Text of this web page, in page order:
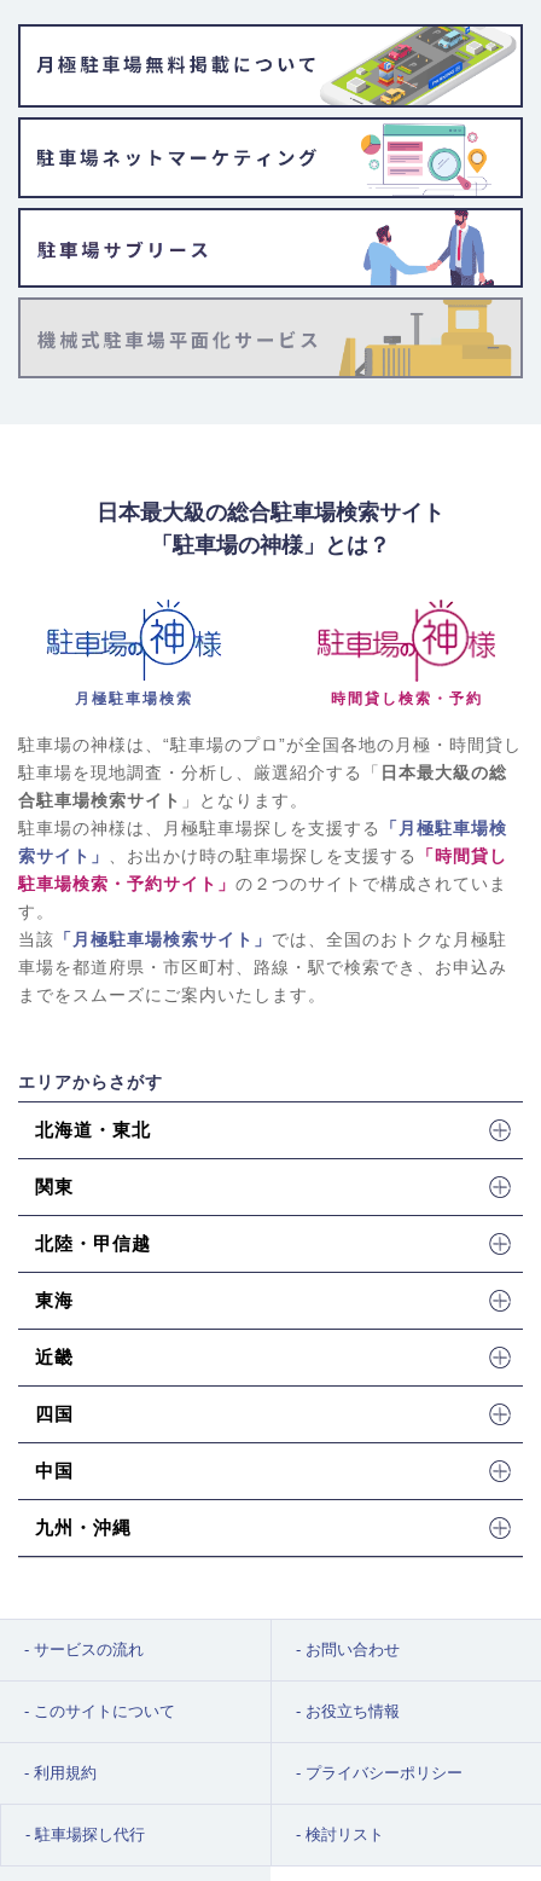
日本最大級の総合駐車場検索サイト
「駐車場の神様」とは？
月極駐車場検索 時間貸し検索・予約
駐車場の神様は、“駐車場のプロ”が全国各地の月極・時間貸し
駐車場を現地調査・分析し、厳選紹介する「 日本最大級の総
合駐車場検索サイト 」となります。
駐車場の神様は、月極駐車場探しを支援する
「月極駐車場検
索サイト」
、お出かけ時の駐車場探しを支援する
「時間貸し
駐車場検索・予約サイト」 の２つのサイトで構成されていま
す。
当該 「月極駐車場検索サイト」 では、全国のおトクな月極駐
車場を都道府県・市区町村、路線・駅で検索でき、お申込み
までをスムーズにご案内いたします。
エリアからさがす
北海道・東北
関東
北陸・甲信越
東海
近畿
四国
中国
九州・沖縄
サービスの流れ お問い合わせ
このサイトについて お役立ち情報
利用規約 プライバシーポリシー
駐車場探し代行 検討リスト